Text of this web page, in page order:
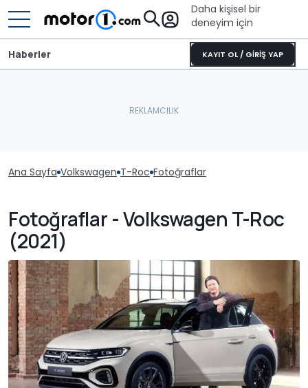
Daha kişisel bir
deneyim için
KAYIT OL / GİRİŞ YAP
Haberler
Ana Sayfa Volkswagen T-Roc Fotoğraflar
Fotoğraflar - Volkswagen T-Roc
(2021)